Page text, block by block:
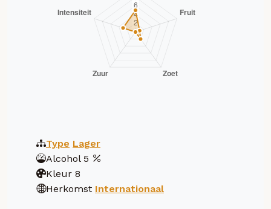
Type Lager
Alcohol 5
Kleur 8
Herkomst Internationaal